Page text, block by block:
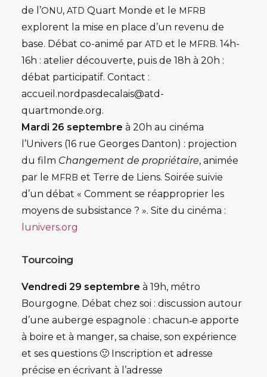
de l’ONU, ATD Quart Monde et le MFRB
explorent la mise en place d’un revenu de
base. Débat co-animé par ATD et le MFRB. 14h-
16h : atelier découverte, puis de 18h à 20h :
débat participatif. Contact :
accueil.nordpasdecalais@atd-
quartmonde.org.
Mardi 26 septembre à 20h au cinéma
l’Univers (16 rue Georges Danton) : projection
du film Changement de propriétaire, animée
par le MFRB et Terre de Liens. Soirée suivie
d’un débat « Comment se réapproprier les
moyens de subsistance ? ». Site du cinéma :
lunivers.org
Tourcoing
Vendredi 29 septembre à 19h, métro
Bourgogne. Débat chez soi : discussion autour
d’une auberge espagnole : chacun‑e apporte
à boire et à manger, sa chaise, son expérience
et ses questions 🙂 Inscription et adresse
précise en écrivant à l’adresse